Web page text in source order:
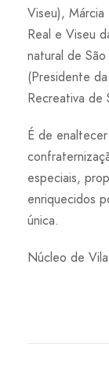
Viseu),
Real e Viseu
natural de
(Presidente
Recreativa de
É de
especiais,
enriquecidos
única.
Núcleo de